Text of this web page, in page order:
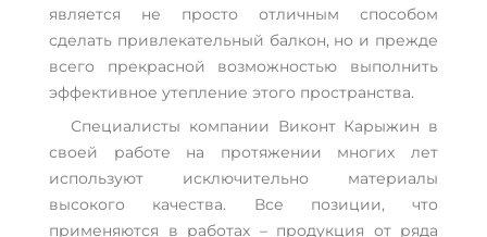
является не просто отличным способом
сделать привлекательный балкон, но и прежде
всего прекрасной возможностью выполнить
эффективное утепление этого пространства.
Специалисты компании Виконт Карыжин в
своей работе на протяжении многих лет
используют исключительно материалы
высокого качества. Все позиции, что
применяются в работах – продукция от ряда